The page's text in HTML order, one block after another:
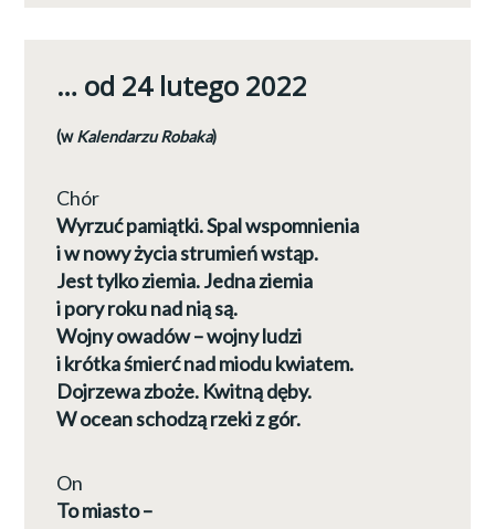
… od 24 lutego 2022
(wKalendarzu Robaka)
Chór
Wyrzuć pamiątki. Spal wspomnienia
i w nowy życia strumień wstąp.
Jest tylko ziemia. Jedna ziemia
i pory roku nad nią są.
Wojny owadów – wojny ludzi
i krótka śmierć nad miodu kwiatem.
Dojrzewa zboże. Kwitną dęby.
W ocean schodzą rzeki z gór.
On
To miasto –